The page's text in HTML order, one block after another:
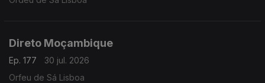
Direto Moçambique
Ep. 177
30 jul. 2026
Orfeu de Sá Lisboa